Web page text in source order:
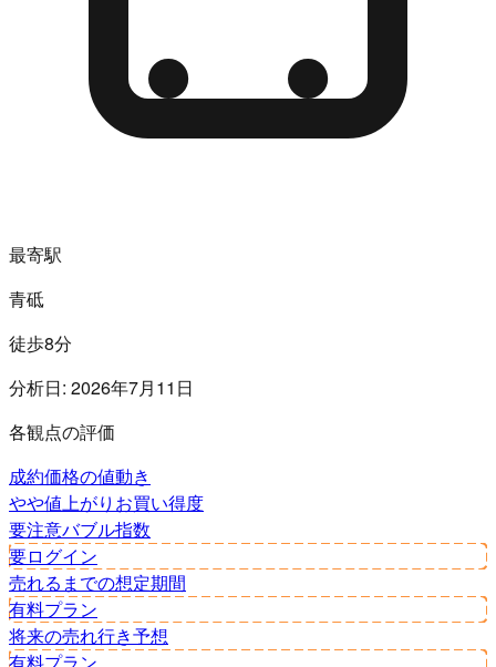
最寄駅
青砥
徒歩8分
分析日: 2026年7月11日
各観点の評価
成約価格の値動き
やや値上がり お買い得度
要注意バブル指数
要ログイン
売れるまでの想定期間
有料プラン
将来の売れ行き予想
有料プラン